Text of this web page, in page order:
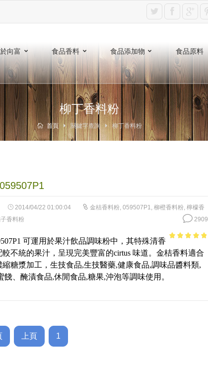
向富 食品香料 食品添加物 食品原料
柳丁香料粉
首頁 關鍵字查詢 柳丁香料粉
2014/04/22 01:00:04 金桔香料粉, 059507P1, 柳橙香料粉, 檸檬香
香料粉 2909
5
可運用於果汁飲品調味粉中，其特殊清香
不統的果汁，呈現完美豐富的cirtus 味道。金桔香料適合
糖漿加工，生技食品,生技醫藥,健康食品,調味品醬料類,
餞、醃漬食品,休閒食品,糖果,沖泡等調味使用。
上頁 1